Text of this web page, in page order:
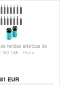
fendas elétricas de
SD-18E - Preto
EUR